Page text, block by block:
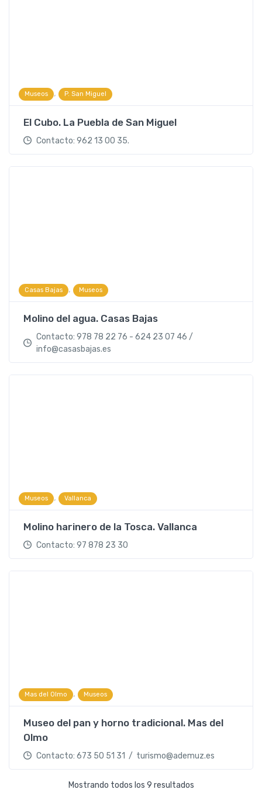
Museos , P. San Miguel
El Cubo. La Puebla de San Miguel
Contacto: 962 13 00 35.
Casas Bajas , Museos
Molino del agua. Casas Bajas
Contacto: 978 78 22 76 - 624 23 07 46 /
info@casasbajas.es
Museos , Vallanca
Molino harinero de la Tosca. Vallanca
Contacto: 97 878 23 30
Mas del Olmo , Museos
Museo del pan y horno tradicional. Mas del
Olmo
Contacto: 673 50 51 31 / turismo@ademuz.es
Mostrando todos los 9 resultados